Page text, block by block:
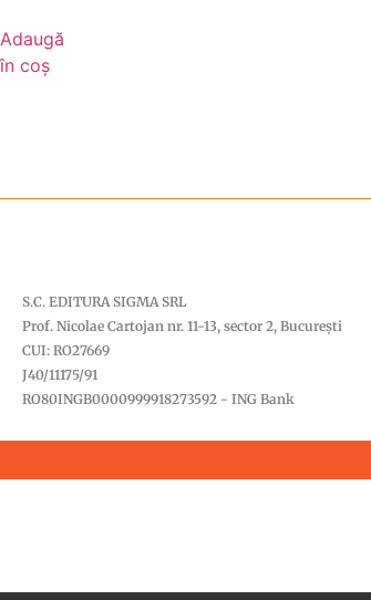
Adaugă
în coș
S.C. EDITURA SIGMA SRL
Prof. Nicolae Cartojan nr. 11-13, sector 2, București
CUI: RO27669
J40/11175/91
RO80INGB0000999918273592 - ING Bank